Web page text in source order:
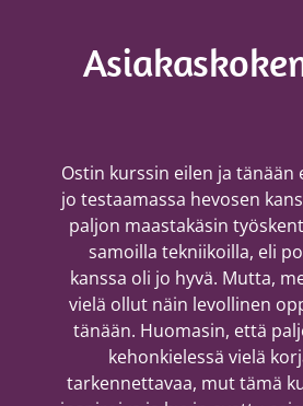
Ostin kurssin eilen ja tänään
jo testaamassa hevosen
paljon maastakäsin
samoilla tekniikoilla, eli
kanssa oli jo hyvä. Mutta,
vielä ollut näin levollinen
tänään. Huomasin, että
kehonkielessä vielä
tarkennettavaa, mut tämä